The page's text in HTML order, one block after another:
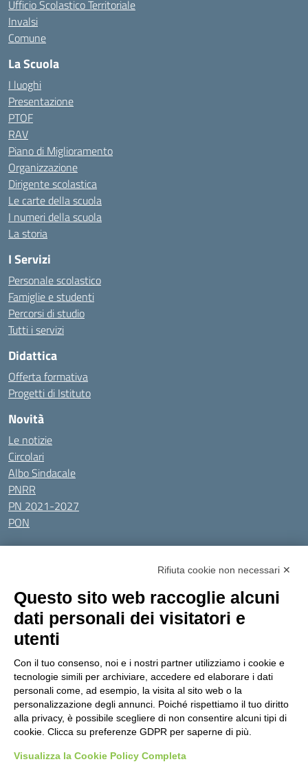
Ufficio Scolastico Territoriale
Invalsi
Comune
La Scuola
I luoghi
Presentazione
PTOF
RAV
Piano di Miglioramento
Organizzazione
Dirigente scolastica
Le carte della scuola
I numeri della scuola
La storia
I Servizi
Personale scolastico
Famiglie e studenti
Percorsi di studio
Tutti i servizi
Didattica
Offerta formativa
Progetti di Istituto
Novità
Le notizie
Circolari
Albo Sindacale
PNRR
PN 2021-2027
PON
Tutti gli argomenti
Amministrazione Trasparente
Privacy Policy
Dichiarazione di accessibilitàObiettivi di accessibilità
Seguici su:
Indirizzo:Via Gaetano Donizetti 30, Collegno
Centralino:0114053925 Email: toic8cg002@istruzione.it
Posta elettronica certificata (PEC):toic8cg002@pec.istruzione.it
Codice fiscale: 95641450010
Codice Indice delle Pubbliche Amministrazioni (IPA): D0ZZDV0V
Rifiuta cookie non necessari ✕
Questo sito web raccoglie alcuni
dati personali dei visitatori e
utenti
Con il tuo consenso, noi e i nostri partner utilizziamo i cookie e
tecnologie simili per archiviare, accedere ed elaborare i dati
personali come, ad esempio, la visita al sito web o la
personalizzazione degli annunci. Poiché rispettiamo il tuo diritto
alla privacy, è possibile scegliere di non consentire alcuni tipi di
cookie. Clicca su preferenze GDPR per saperne di più.
Visualizza la Cookie Policy Completa